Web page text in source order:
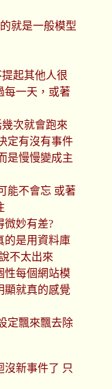
就是一般模型
起其他人很
每一天，或著
次就會跑來
定有沒有事件
是慢慢變成主
能不會忘 或著
微妙有差?
的是用資料庫
不太出來
性每個網站模
顯就真的感覺
定飄來飄去除
沒新事件了 只